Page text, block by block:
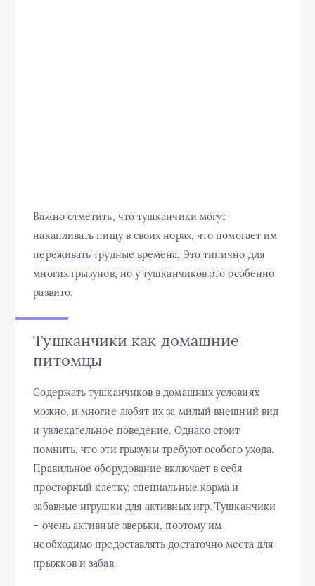
Важно отметить, что тушканчики могут
накапливать пищу в своих норах, что помогает им
переживать трудные времена. Это типично для
многих грызунов, но у тушканчиков это особенно
развито.
Тушканчики как домашние
питомцы
Содержать тушканчиков в домашних условиях
можно, и многие любят их за милый внешний вид
и увлекательное поведение. Однако стоит
помнить, что эти грызуны требуют особого ухода.
Правильное оборудование включает в себя
просторный клетку, специальные корма и
забавные игрушки для активных игр. Тушканчики
– очень активные зверьки, поэтому им
необходимо предоставлять достаточно места для
прыжков и забав.